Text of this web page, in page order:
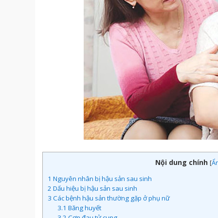
Nội dung chính [
1 Nguyên nhân bị hậu sản sau sinh
2 Dấu hiệu bị hậu sản sau sinh
3 Các bệnh hậu sản thường gặp ở phụ nữ
3.1 Băng huyết